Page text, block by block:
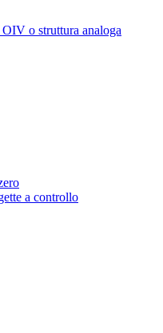
o struttura analoga
a controllo